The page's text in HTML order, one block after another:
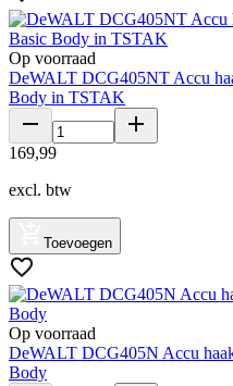
Op voorraad
DeWALT DCG405NT Accu
Body in TSTAK
169,99
excl. btw
Toevoegen
Op voorraad
DeWALT DCG405N Accu
Body